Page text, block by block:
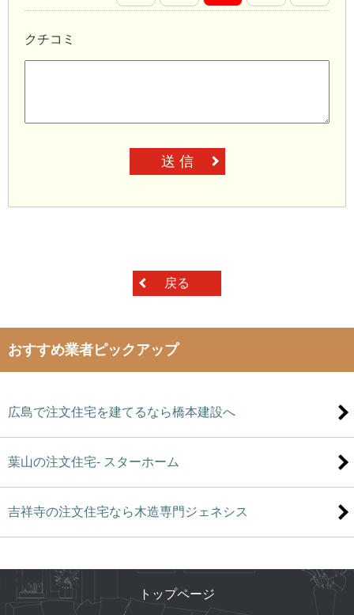
クチコミ
送 信
戻る
おすすめ業者ピックアップ
広島で注文住宅を建てるなら橋本建設へ
葉山の注文住宅- スターホーム
吉祥寺の注文住宅なら木造専門ジェネシス
トップページ